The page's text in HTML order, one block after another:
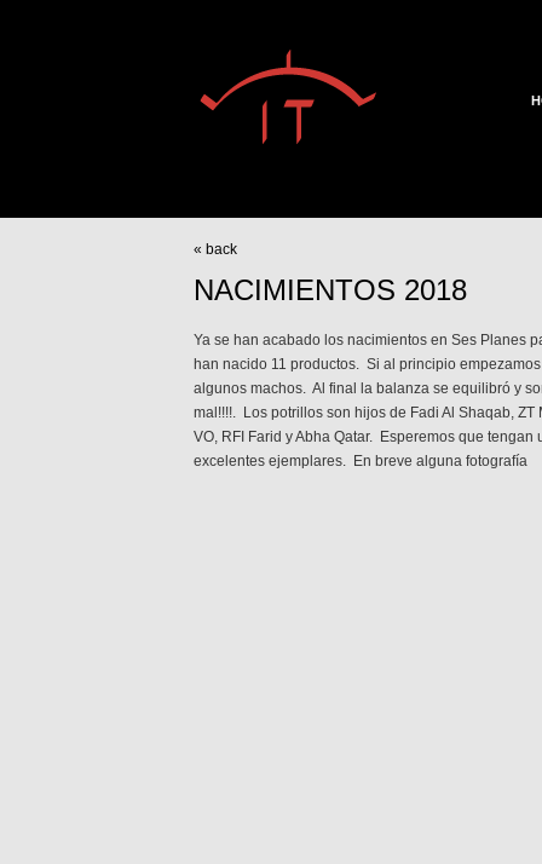
« back
NACIMIENTOS 2018
Ya se han acabado los nacimientos en Ses Planes
han nacido 11 productos. Si al principio
algunos machos. Al final la balanza se equilibró y
mal!!!!. Los potrillos son hijos de Fadi Al Shaqab, ZT
VO, RFI Farid y Abha Qatar. Esperemos que
excelentes ejemplares. En breve alguna fotografía